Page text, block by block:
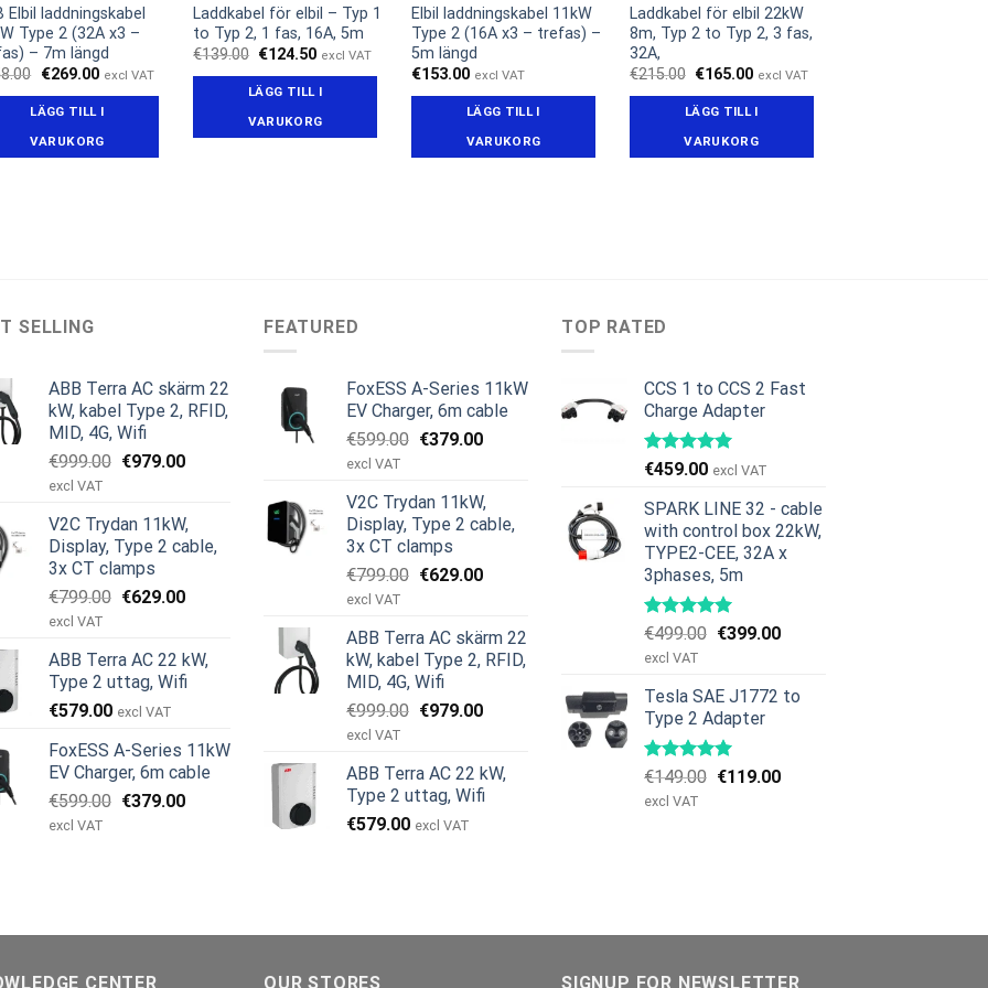
Elbil laddningskabel
Type 2 (32A x3 –
– 7m längd
Det
priset
var:
€358.00.
€269.00Det
priset
är:
€269.00.
excl VAT
LÄGG TILL I
VARUKORG
Laddkabel för elbil – Typ 1
to Typ 2, 1 fas, 16A, 5m
€139.00 Det
priset
var:
€139.00.
€124.50Det
priset
är:
€124.50.
excl VAT
LÄGG TILL I
VARUKORG
Elbil laddningskabel 11kW
Type 2 (16A x3 – trefas) –
5m längd
€153.00 excl VAT
LÄGG TILL I
VARUKORG
Laddkabel för elbil 22kW
8m, Typ 2 to Typ 2, 3 fas,
32A,
€215.00 Det
priset
var:
€215.00.
€165.00Det
priset
är:
€165.00.
excl VAT
LÄGG TILL I
VARUKORG
SELLING
ABB Terra AC skärm 22
kW, kabel Type 2, RFID,
MID, 4G, Wifi
€999.00 Det
var:
€999.00.
€979.00Det
är:
€979.00.
excl VAT
V2C Trydan 11kW,
Display, Type 2 cable,
3x CT clamps
€799.00 Det
var:
€799.00.
€629.00Det
är:
€629.00.
excl VAT
ABB Terra AC 22 kW,
Type 2 uttag, Wifi
€579.00 excl VAT
FoxESS A-Series 11kW
EV Charger, 6m cable
€599.00 Det
€379.00Det
excl VAT
FEATURED
FoxESS A-Series 11kW
EV Charger, 6m cable
€599.00 Det
var:
€599.00.
€379.00Det
är:
€379.00.
excl VAT
V2C Trydan 11kW,
Display, Type 2 cable,
3x CT clamps
€799.00 Det
var:
€799.00.
€629.00Det
är:
€629.00.
excl VAT
ABB Terra AC skärm 22
kW, kabel Type 2, RFID,
MID, 4G, Wifi
€999.00 Det
var:
€999.00.
€979.00Det
är:
€979.00.
excl VAT
ABB Terra AC 22 kW,
Type 2 uttag, Wifi
€579.00 excl VAT
TOP RATED
CCS 1 to CCS 2 Fast
Charge Adapter
€459.00 excl VAT
SPARK LINE 32 - cable
with control box 22kW,
TYPE2-CEE, 32A x
3phases, 5m
€499.00 Det
var:
€499.00.
€399.00Det
är:
excl VAT
Tesla SAE J1772 to
Type 2 Adapter
€149.00 Det
€119.00Det
excl VAT
CENTER OUR STORES SIGNUP FOR NEWSLETTER